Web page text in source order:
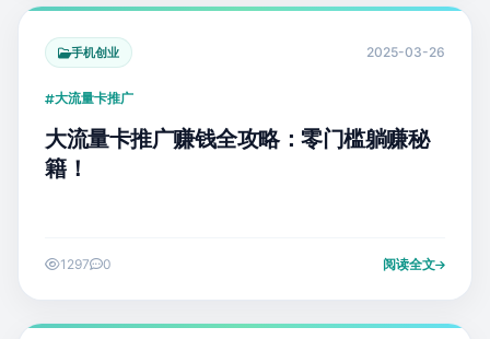
手机创业 2025-03-26
大流量卡推广
大流量卡推广赚钱全攻略：零门槛躺赚秘
籍！
1297 0 阅读全文